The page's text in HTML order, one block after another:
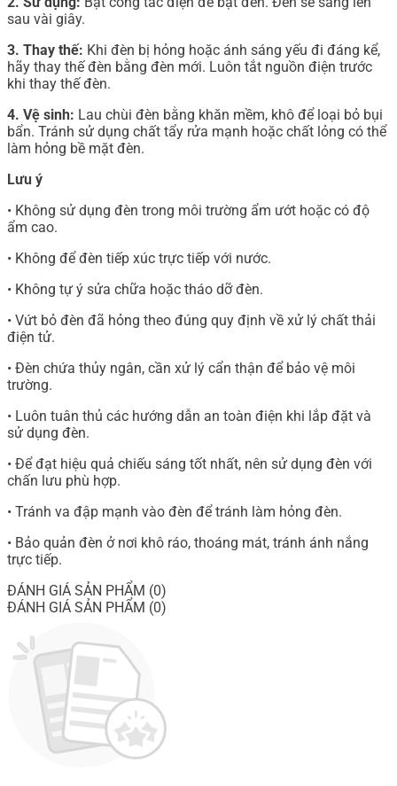
sau vài giây.
3. Thay thế: Khi đèn bị hỏng hoặc ánh sáng yếu đi đáng kể,
hãy thay thế đèn bằng đèn mới. Luôn tắt nguồn điện trước
khi thay thế đèn.
4. Vệ sinh: Lau chùi đèn bằng khăn mềm, khô để loại bỏ bụi
bẩn. Tránh sử dụng chất tẩy rửa mạnh hoặc chất lỏng có thể
làm hỏng bề mặt đèn.
Lưu ý
• Không sử dụng đèn trong môi trường ẩm ướt hoặc có độ
ẩm cao.
• Không để đèn tiếp xúc trực tiếp với nước.
• Không tự ý sửa chữa hoặc tháo dỡ đèn.
• Vứt bỏ đèn đã hỏng theo đúng quy định về xử lý chất thải
điện tử.
• Đèn chứa thủy ngân, cần xử lý cẩn thận để bảo vệ môi
trường.
• Luôn tuân thủ các hướng dẫn an toàn điện khi lắp đặt và
sử dụng đèn.
• Để đạt hiệu quả chiếu sáng tốt nhất, nên sử dụng đèn với
chấn lưu phù hợp.
• Tránh va đập mạnh vào đèn để tránh làm hỏng đèn.
• Bảo quản đèn ở nơi khô ráo, thoáng mát, tránh ánh nắng
trực tiếp.
ĐÁNH GIÁ SẢN PHẨM (0)
ĐÁNH GIÁ SẢN PHẨM (0)